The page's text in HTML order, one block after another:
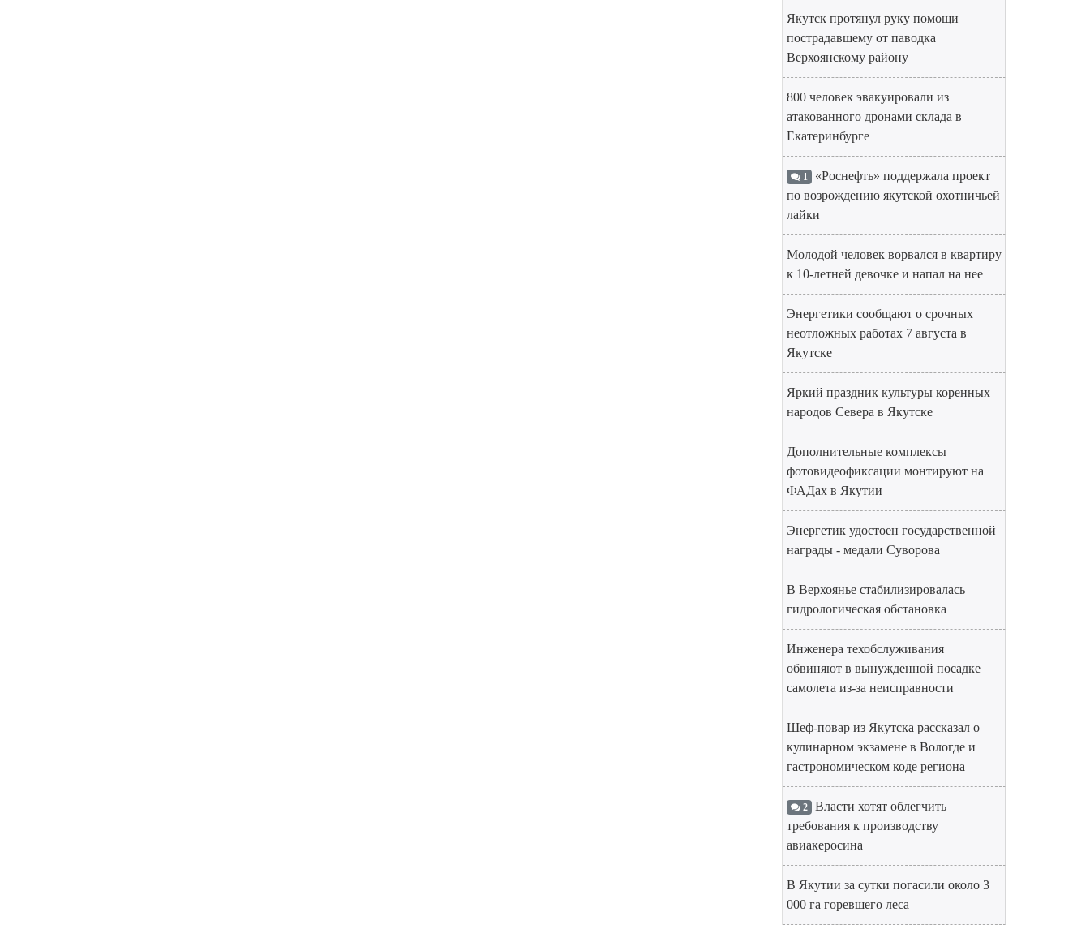
Якутск протянул руку помощи
пострадавшему от паводка
Верхоянскому району
800 человек эвакуировали из
атакованного дронами склада в
Екатеринбурге
1 «Роснефть» поддержала проект
по возрождению якутской охотничьей
лайки
Молодой человек ворвался в квартиру
к 10-летней девочке и напал на нее
Энергетики сообщают о срочных
неотложных работах 7 августа в
Якутске
Яркий праздник культуры коренных
народов Севера в Якутске
Дополнительные комплексы
фотовидеофиксации монтируют на
ФАДах в Якутии
Энергетик удостоен государственной
награды - медали Суворова
В Верхоянье стабилизировалась
гидрологическая обстановка
Инженера техобслуживания
обвиняют в вынужденной посадке
самолета из-за неисправности
Шеф-повар из Якутска рассказал о
кулинарном экзамене в Вологде и
гастрономическом коде региона
2 Власти хотят облегчить
требования к производству
авиакеросина
В Якутии за сутки погасили около 3
000 га горевшего леса